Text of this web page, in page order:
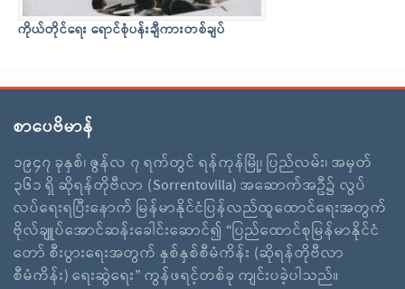
ကိုယ်တိုင်ရေး ရောင်စုံပန်းချီကားတစ်ချပ်
စာပေဗိမာန်
၁၉၄၇ ခုနှစ်၊ ဇွန်လ ၇ ရက်တွင် ရန်ကုန်မြို့၊ ပြည်လမ်း၊ အမှတ်
၃၆၁ ရှိ ဆိုရန်တိုဗီလာ (Sorrentovilla) အဆောက်အဦ၌ လွပ်
လပ်ရေးရပြီးနောက် မြန်မာနိုင်ငံပြန်လည်ထူထောင်ရေးအတွက်
ဗိုလ်ချူပ်အောင်ဆန်းခေါင်းဆောင်၍ “ပြည်ထောင်စုမြန်မာနိုင်ငံ
တော် စီးပွားရေးအတွက် နှစ်နှစ်စီမံကိန်း (ဆိုရန်တိုဗီလာ
စီမံကိန်း) ရေးဆွဲရေး” ကွန်ဖရင့်တစ်ခု ကျင်းပခဲ့ပါသည်။